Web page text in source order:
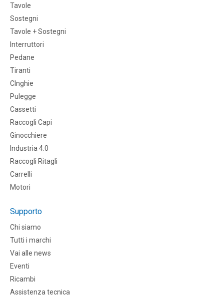
Tavole
Sostegni
Tavole + Sostegni
Interruttori
Pedane
Tiranti
CInghie
Pulegge
Cassetti
Raccogli Capi
Ginocchiere
Industria 4.0
Raccogli Ritagli
Carrelli
Motori
Supporto
Chi siamo
Tutti i marchi
Vai alle news
Eventi
Ricambi
Assistenza tecnica